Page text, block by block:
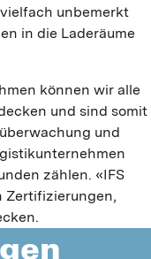
unbemerkt
in die Laderäume
können wir alle
und sind somit
und
zählen. «IFS
Zertifizierungen,